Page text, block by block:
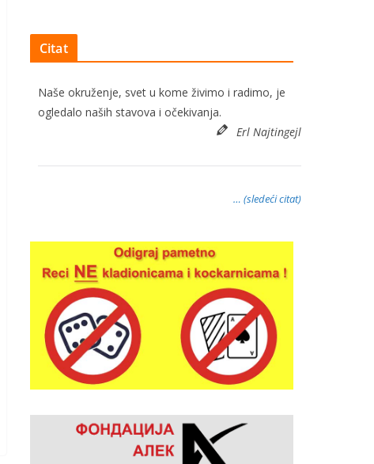
Citat
Naše okruženje, svet u kome živimo i radimo, je
ogledalo naših stavova i očekivanja.
Erl Najtingejl
… (sledeći citat)